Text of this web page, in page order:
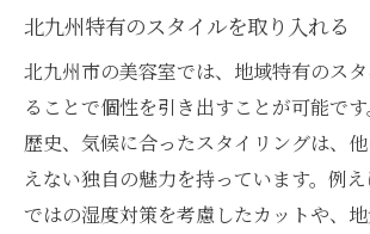
北九州特有のスタイルを取り入れる
北九州市の美容室では、地域特有のス
ることで個性を引き出すことが可能で
歴史、気候に合ったスタイリングは、
えない独自の魅力を持っています。例
ではの湿度対策を考慮したカットや、